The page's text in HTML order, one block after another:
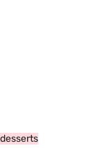
desserts